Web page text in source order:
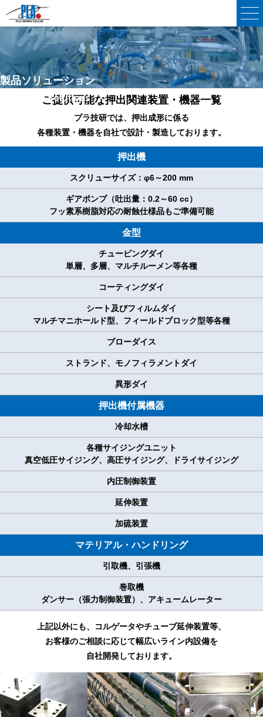
製品ソリューション
Product&Solutions
ご提供可能な押出関連装置・機器一覧
プラ技研では、押出成形に係る
各種装置・機器を自社で設計・製造しております。
押出機
スクリューサイズ：φ6～200 mm
ギアポンプ（吐出量：0.2～60 cc）
フッ素系樹脂対応の耐蝕仕様品もご準備可能
金型
チュービングダイ
単層、多層、マルチルーメン等各種
コーティングダイ
シート及びフィルムダイ
マルチマニホールド型、フィールドブロック型等各種
ブローダイス
ストランド、モノフィラメントダイ
異形ダイ
押出機付属機器
冷却水槽
各種サイジングユニット
真空低圧サイジング、高圧サイジング、ドライサイジング
内圧制御装置
延伸装置
加硫装置
マテリアル・ハンドリング
引取機、引張機
巻取機
ダンサー（張力制御装置）、アキュームレーター
上記以外にも、コルゲータやチューブ延伸装置等、
お客様のご相談に応じて幅広いライン内設備を
自社開発しております。